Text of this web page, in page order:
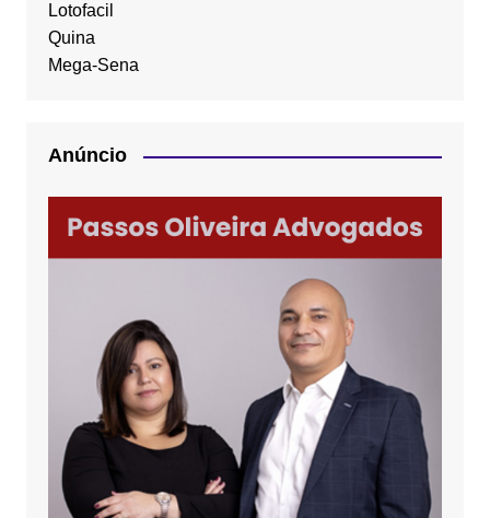
Lotofacil
Quina
Mega-Sena
Anúncio